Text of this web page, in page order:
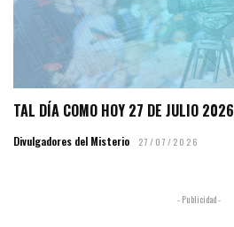
TAL DÍA COMO HOY 27 DE JULIO 2026
Divulgadores del Misterio 27/07/2026
- Publicidad -